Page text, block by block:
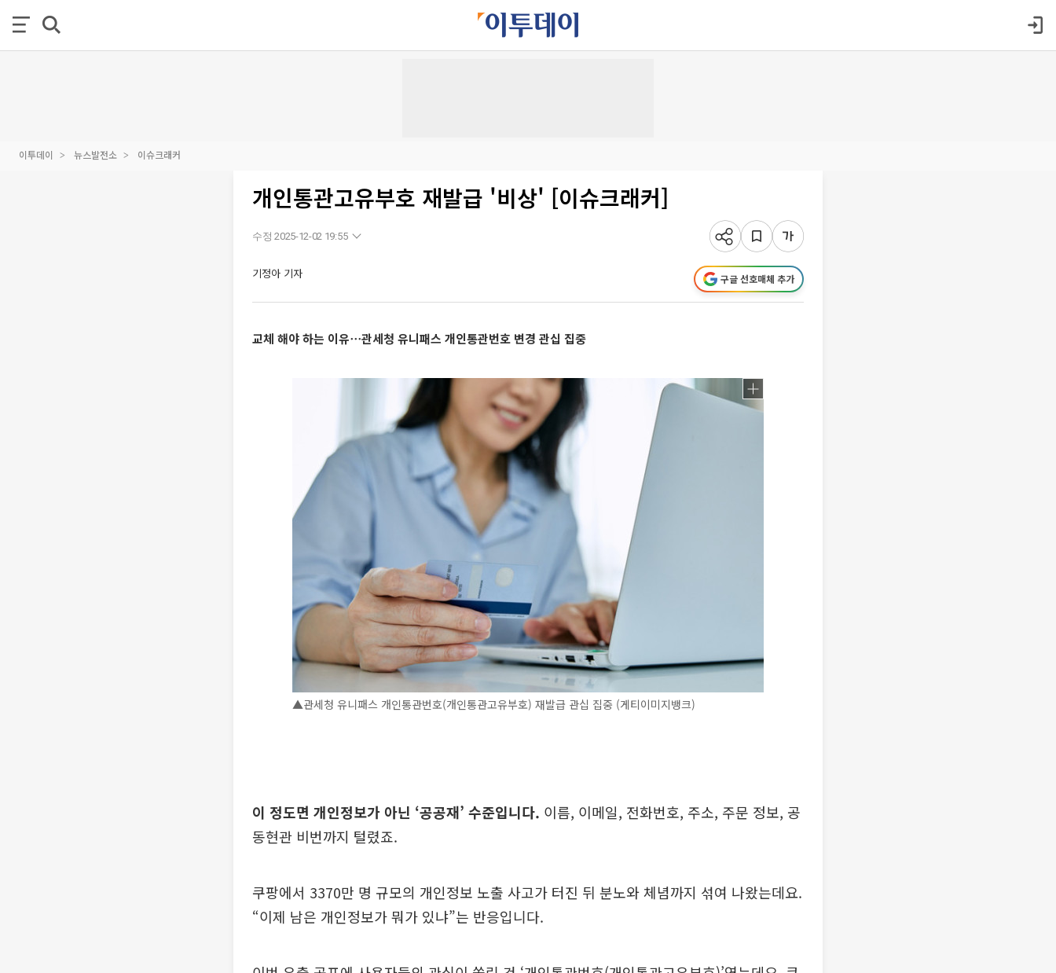
이투데이 뉴스발전소 이슈크래커
개인통관고유부호 재발급 '비상' [이슈크래커]
수정 2025-12-02 19:55
기정아 기자 구글 선호매체 추가
교체 해야 하는 이유⋯관세청 유니패스 개인통관번호 변경 관십 집중
▲관세청 유니패스 개인통관번호(개인통관고유부호) 재발급 관십 집중 (게티이미지뱅크)
이 정도면 개인정보가 아닌 ‘공공재’ 수준입니다. 이름, 이메일, 전화번호, 주소, 주문 정보, 공
동현관 비번까지 털렸죠.
쿠팡에서 3370만 명 규모의 개인정보 노출 사고가 터진 뒤 분노와 체념까지 섞여 나왔는데요.
“이제 남은 개인정보가 뭐가 있냐”는 반응입니다.